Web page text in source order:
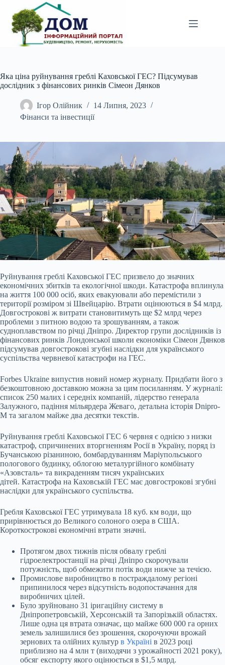
вмісту
Яка ціна руйнування греблі Каховської ГЕС? Підсумував
дослідник з фінансових ринків Сімеон Дянков
Ігор Олійник
14 Липня, 2023
Фінанси та інвестиції
Руйнування греблі Каховської ГЕС призвело до значних
економічних збитків та екологічноїшкоди. Катастрофа вплинула
на життя 100 000 осіб, яких евакуювали або перемістили з
території розміром зі Швейцарію. Втрати оцінюються в $4 млрд.
Довгострокові ж витрати становитимуть ще $2 млрд через
проблеми з питною водою та зрошуванням, а також
судноплавством по річці Дніпро. Директор групи дослідників із
фінансових ринків Лондонської школи економіки Сімеон Дянков
підсумував довгострокові згубні наслідки для українського
суспільства червневої катастрофи на ГЕС.
Forbes Ukraine випустив новий номер журналу. Придбати його з
безкоштовною доставкою можна за цим посиланням. У журналі:
список 250 малих і середніх компаній, лідерство генерала
Залужного, падіння мільярдера Жеваго, детальна історія Dnipro-
M та загалом майже два десятки текстів.
Руйнування греблі Каховської ГЕС 6 червня є однією з низки
катастроф, спричинених вторгненням Росії в Україну, поряд із
Бучанською різаниною, бомбардуванням Маріупольського
пологового будинку, облогою металургійного комбінату
«Азовсталь» та викраденням тисяч українських
дітей. Катастрофа на Каховській ГЕС має довгострокові згубні
наслідки для українського суспільства.
Гребля Каховської ГЕС утримувала 18 куб. км води, що
прирівнюється до Великого солоного озера в США.
Короткострокові економічні втрати значні.
Протягом двох тижнів після обвалу греблі
гідроелектростанції на річці Дніпро скорочували
потужність, щоб обмежити потік води нижче за течією.
Промислове виробництво в постраждалому регіоні
припинилося через відсутність водопостачання для
виробничих цілей.
Було зруйновано 31 іригаційну систему в
Дніпропетровській, Херсонській та Запорізькій областях.
Лише одна ця втрата означає, що майже 600 000 га орних
земель залишилися без зрошення, скорочуючи врожай
зернових та олійних культур в Україні в 2023 році
приблизно на 4 млн т (виходячи з урожайності 2021 року),
обсяг експорту якого оцінюється в $1,5 млрд.